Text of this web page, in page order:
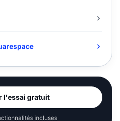
l'essai gratuit
incluses